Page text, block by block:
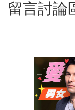
留言討論